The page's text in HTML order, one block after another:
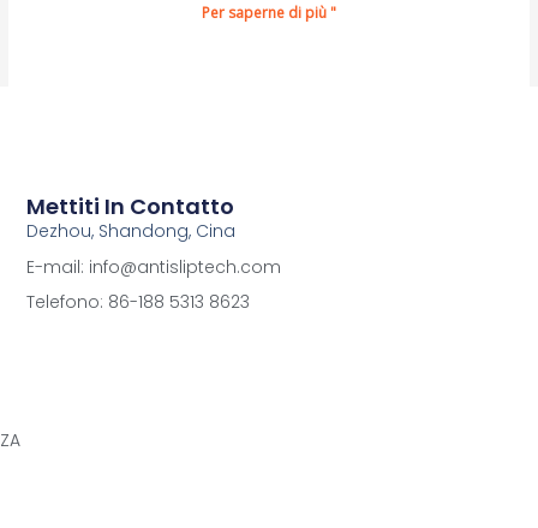
Per saperne di più "
Mettiti In Contatto
Dezhou, Shandong, Cina
E-mail: info@antisliptech.com
Telefono: 86-188 5313 8623